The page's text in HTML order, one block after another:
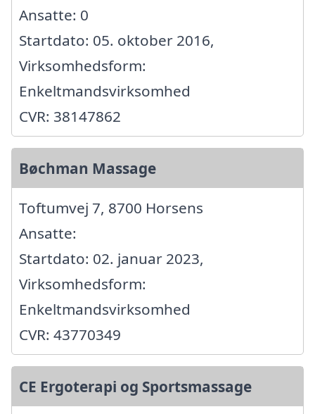
Ansatte: 0
Startdato: 05. oktober 2016,
Virksomhedsform:
Enkeltmandsvirksomhed
CVR: 38147862
Bøchman Massage
Toftumvej 7, 8700 Horsens
Ansatte:
Startdato: 02. januar 2023,
Virksomhedsform:
Enkeltmandsvirksomhed
CVR: 43770349
CE Ergoterapi og Sportsmassage